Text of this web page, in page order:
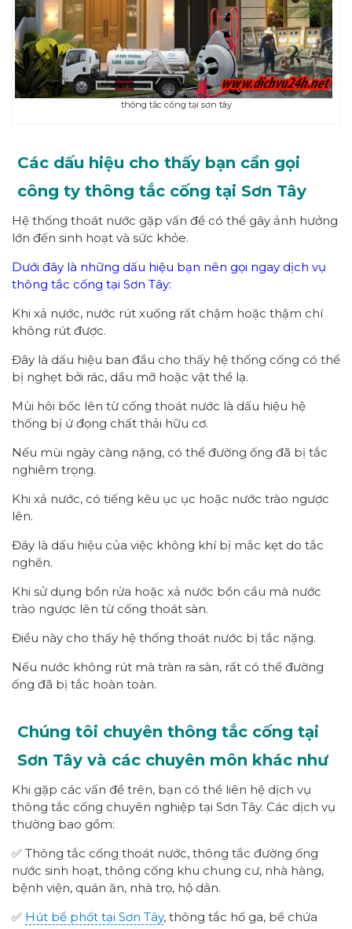
thông tắc cống tại sơn tây
Các dấu hiệu cho thấy bạn cần gọi
công ty thông tắc cống tại Sơn Tây
Hệ thống thoát nước gặp vấn đề có thể gây ảnh hưởng
lớn đến sinh hoạt và sức khỏe.
Dưới đây là những dấu hiệu bạn nên gọi ngay dịch vụ
thông tắc cống tại Sơn Tây:
Khi xả nước, nước rút xuống rất chậm hoặc thậm chí
không rút được.
Đây là dấu hiệu ban đầu cho thấy hệ thống cống có thể
bị nghẹt bởi rác, dầu mỡ hoặc vật thể lạ.
Mùi hôi bốc lên từ cống thoát nước là dấu hiệu hệ
thống bị ứ đọng chất thải hữu cơ.
Nếu mùi ngày càng nặng, có thể đường ống đã bị tắc
nghiêm trọng.
Khi xả nước, có tiếng kêu ục ục hoặc nước trào ngược
lên.
Đây là dấu hiệu của việc không khí bị mắc kẹt do tắc
nghẽn.
Khi sử dụng bồn rửa hoặc xả nước bồn cầu mà nước
trào ngược lên từ cống thoát sàn.
Điều này cho thấy hệ thống thoát nước bị tắc nặng.
Nếu nước không rút mà tràn ra sàn, rất có thể đường
ống đã bị tắc hoàn toàn.
Chúng tôi chuyên thông tắc cống tại
Sơn Tây và các chuyên môn khác như
Khi gặp các vấn đề trên, bạn có thể liên hệ dịch vụ
thông tắc cống chuyên nghiệp tại Sơn Tây. Các dịch vụ
thường bao gồm:
✅ Thông tắc cống thoát nước, thông tắc đường ống
nước sinh hoạt, thông cống khu chung cư, nhà hàng,
bệnh viện, quán ăn, nhà trọ, hộ dân.
✅ Hút bể phốt tại Sơn Tây, thông tắc hố ga, bể chứa